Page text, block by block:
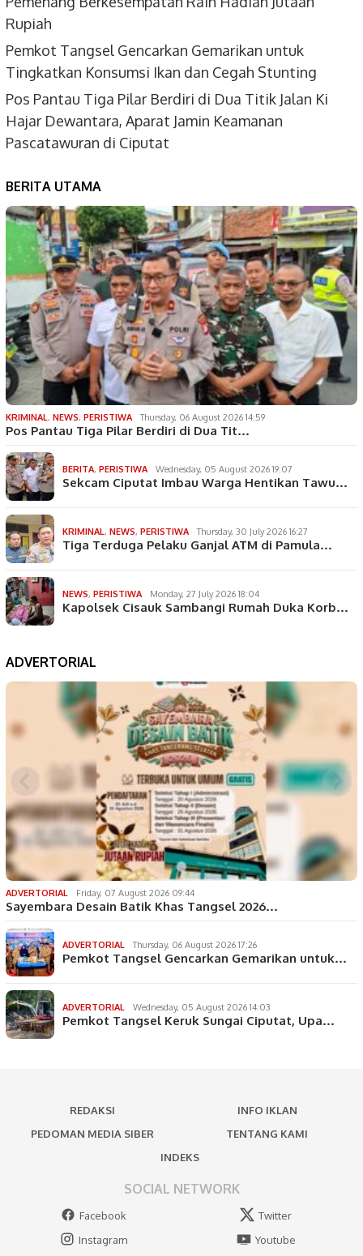
Rupiah
Pemkot Tangsel Gencarkan Gemarikan untuk
Tingkatkan Konsumsi Ikan dan Cegah Stunting
Pos Pantau Tiga Pilar Berdiri di Dua Titik Jalan Ki
Hajar Dewantara, Aparat Jamin Keamanan
Pascatawuran di Ciputat
BERITA UTAMA
KRIMINAL, NEWS, PERISTIWA Thursday, 06 August 2026 14:59
Pos Pantau Tiga Pilar Berdiri di Dua Tit…
BERITA, PERISTIWA Wednesday, 05 August 2026 19:07
Sekcam Ciputat Imbau Warga Hentikan Tawu…
KRIMINAL, NEWS, PERISTIWA Thursday, 30 July 2026 16:27
Tiga Terduga Pelaku Ganjal ATM di Pamula…
NEWS, PERISTIWA Monday, 27 July 2026 18:04
Kapolsek Cisauk Sambangi Rumah Duka Korb…
ADVERTORIAL
ADVERTORIAL Friday, 07 August 2026 09:44
Sayembara Desain Batik Khas Tangsel 2026…
ADVERTORIAL Thursday, 06 August 2026 17:26
Pemkot Tangsel Gencarkan Gemarikan untuk…
ADVERTORIAL Wednesday, 05 August 2026 14:03
Pemkot Tangsel Keruk Sungai Ciputat, Upa…
REDAKSI
INFO IKLAN
PEDOMAN MEDIA SIBER
TENTANG KAMI
INDEKS
SOCIAL NETWORK
Facebook
Twitter
Instagram
Youtube